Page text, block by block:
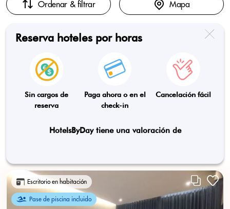
Ordenar & filtrar Mapa
Reserva hoteles por horas
Sin cargos de
reserva
Paga ahora o en el
check-in
Cancelación fácil
HotelsByDay tiene una valoración de
Escritorio en habitación
Pase de piscina incluido